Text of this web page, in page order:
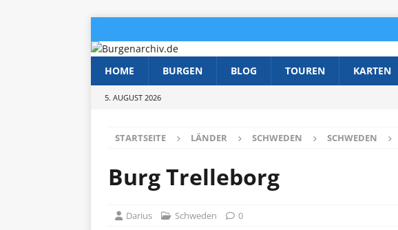
HOME BURGEN BLOG TOUREN KARTEN
5. AUGUST 2026
STARTSEITE LÄNDER SCHWEDEN SCHWEDEN
Burg Trelleborg
Darius Schweden 0